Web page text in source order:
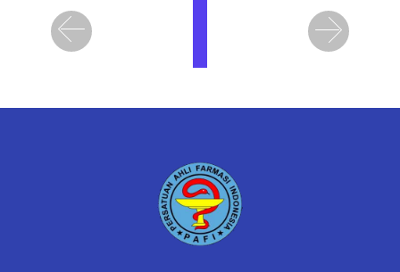
Previous Next